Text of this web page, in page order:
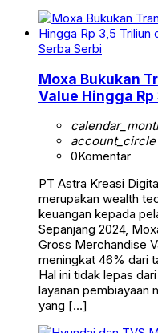
Serba Serbi
Moxa Bukukan
Value Hingga
account_circle
0Komentar
PT Astra Kreasi
merupakan wealth
keuangan kepada
Sepanjang 2024,
Gross Merchandise
meningkat 46% dari
Hal ini tidak lepas
layanan pembiayaan
yang […]